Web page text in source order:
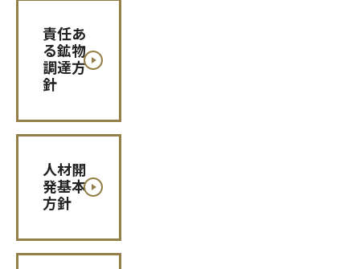
責任あ
る鉱物
調達方
針
人材開
発基本
方針